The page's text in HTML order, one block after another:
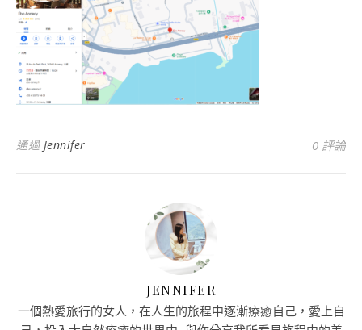
通過 Jennifer 0 評論
JENNIFER
一個熱愛旅行的女人，在人生的旅程中逐漸療癒自己，愛上自